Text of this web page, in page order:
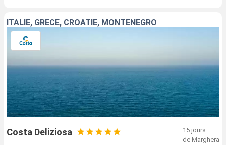
ITALIE, GRÈCE, CROATIE, MONTENEGRO
Costa Deliziosa
15 jours
de Marghera